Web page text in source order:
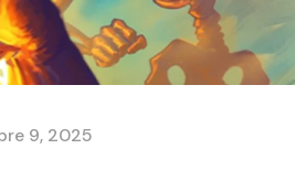
9, 2025